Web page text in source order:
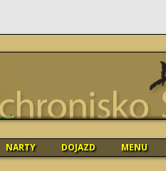
Skip
to
content
NARTY DOJAZD MENU